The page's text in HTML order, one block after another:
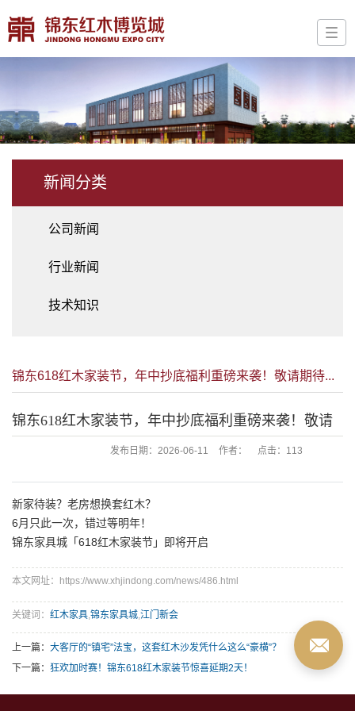
新闻分类
公司新闻
行业新闻
技术知识
锦东618红木家装节，年中抄底福利重磅来袭！敬请期待...
锦东618红木家装节，年中抄底福利重磅来袭！敬请
发布日期： 2026-06-11 作者： 点击： 113
新家待装？老房想换套红木？
6月只此一次，错过等明年！
锦东家具城「618红木家装节」即将开启
本文网址：https://www.xhjindong.com/news/486.html
关键词： 红木家具,锦东家具城,江门新会
上一篇： 大客厅的“镇宅”法宝，这套红木沙发凭什么这么“豪横”？
下一篇： 狂欢加时赛！锦东618红木家装节惊喜延期2天！